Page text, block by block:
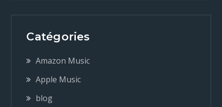
i
g
a
t
Catégories
Amazon Music
Apple Music
blog